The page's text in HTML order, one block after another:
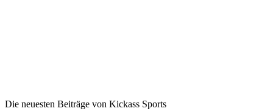
Die neuesten Beiträge von Kickass Sports